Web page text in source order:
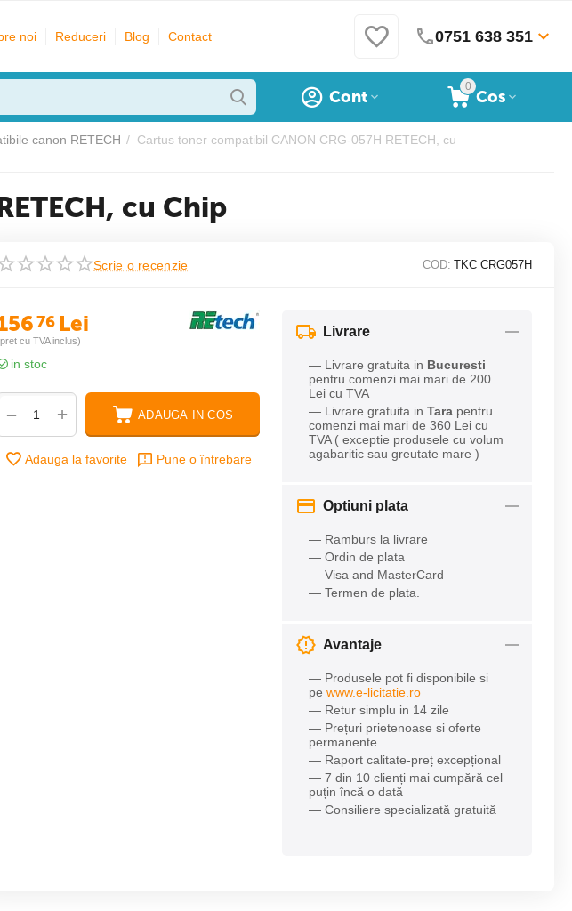
noi Reduceri Blog Contact 0751 638 351
0
Cos
Cont
canon RETECH / Cartus toner compatibil CANON CRG-057H RETECH, cu
cu Chip
Scrie o recenzie COD: TKC CRG057H
76 Lei
cu TVA inclus)
in stoc
+
− ADAUGA IN COS
Adauga la favorite Pune o întrebare
Livrare
— Livrare gratuita in Bucuresti
pentru comenzi mai mari de 200
Lei cu TVA
— Livrare gratuita in Tara pentru
comenzi mai mari de 360 Lei cu
TVA ( exceptie produsele cu volum
agabaritic sau greutate mare )
Optiuni plata
— Ramburs la livrare
— Ordin de plata
— Visa and MasterCard
— Termen de plata.
Avantaje
— Produsele pot fi disponibile si
pe www.e-licitatie.ro
— Retur simplu in 14 zile
— Prețuri prietenoase si oferte
permanente
— Raport calitate-preț excepțional
— 7 din 10 clienți mai cumpără cel
puțin încă o dată
— Consiliere specializată gratuită